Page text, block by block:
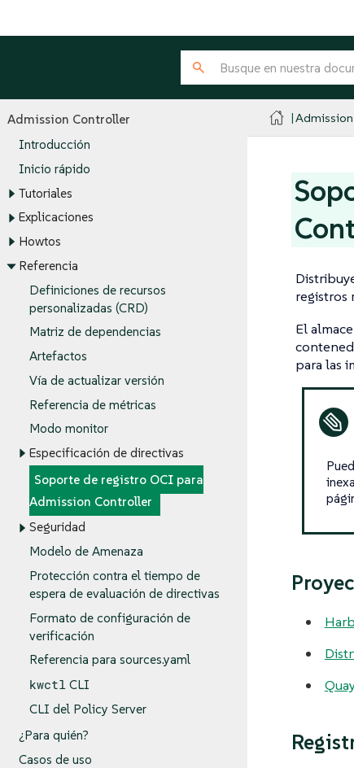
Admission Controller
Introducción
Inicio rápido
Tutoriales
Explicaciones
Howtos
Referencia
Definiciones de recursos
personalizadas (CRD)
Matriz de dependencias
Artefactos
Vía de actualizar versión
Referencia de métricas
Modo monitor
Especificación de directivas
Soporte de registro OCI para
Admission Controller
Seguridad
Modelo de Amenaza
Protección contra el tiempo de
espera de evaluación de directivas
Formato de configuración de
verificación
Referencia para sources.yaml
kwctl CLI
CLI del Policy Server
¿Para quién?
Casos de uso
registros
El
para las